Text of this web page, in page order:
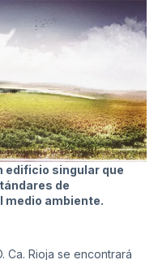
edificio singular que
de
medio ambiente.
Ca. Rioja se encontrará